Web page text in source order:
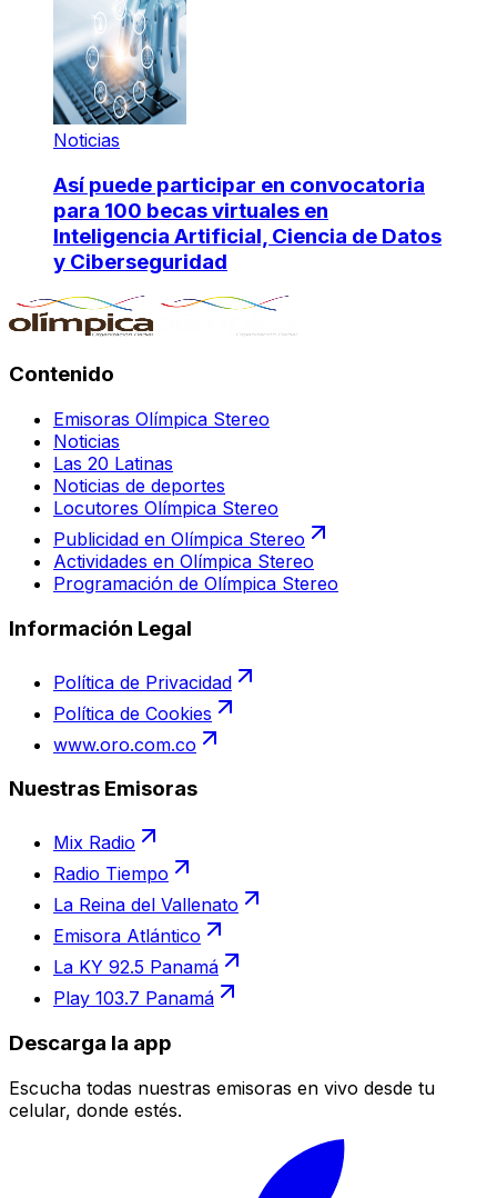
Noticias
Así puede participar en convocatoria
para 100 becas virtuales en
Inteligencia Artificial, Ciencia de Datos
y Ciberseguridad
Contenido
Emisoras Olímpica Stereo
Noticias
Las 20 Latinas
Noticias de deportes
Locutores Olímpica Stereo
Publicidad en Olímpica Stereo
Actividades en Olímpica Stereo
Programación de Olímpica Stereo
Información Legal
Política de Privacidad
Política de Cookies
www.oro.com.co
Nuestras Emisoras
Mix Radio
Radio Tiempo
La Reina del Vallenato
Emisora Atlántico
La KY 92.5 Panamá
Play 103.7 Panamá
Descarga la app
Escucha todas nuestras emisoras en vivo desde tu
celular, donde estés.